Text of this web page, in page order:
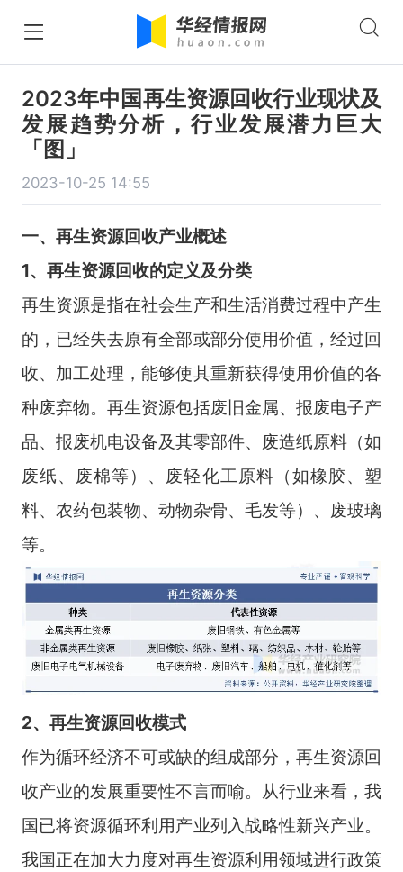
2023年中国再生资源回收行业现状及
发展趋势分析，行业发展潜力巨大
「图」
2023-10-25 14:55
一、再生资源回收产业概述
1、再生资源回收的定义及分类
再生资源是指在社会生产和生活消费过程中产生
的，已经失去原有全部或部分使用价值，经过回
收、加工处理，能够使其重新获得使用价值的各
种废弃物。再生资源包括废旧金属、报废电子产
品、报废机电设备及其零部件、废造纸原料（如
废纸、废棉等）、废轻化工原料（如橡胶、塑
料、农药包装物、动物杂骨、毛发等）、废玻璃
等。
2、再生资源回收模式
作为循环经济不可或缺的组成部分，再生资源回
收产业的发展重要性不言而喻。从行业来看，我
国已将资源循环利用产业列入战略性新兴产业。
我国正在加大力度对再生资源利用领域进行政策